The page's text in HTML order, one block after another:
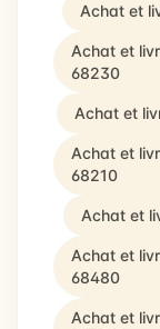
Achat et
Achat et
68230
Achat et
Achat et
68210
Achat et
Achat et
68480
Achat et